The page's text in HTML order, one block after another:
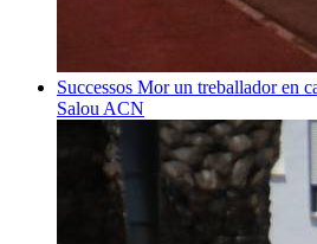
Successos Mor un treballador en
Salou ACN